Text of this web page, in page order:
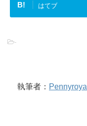
B! はてブ
-
執筆者： Pennyroyal